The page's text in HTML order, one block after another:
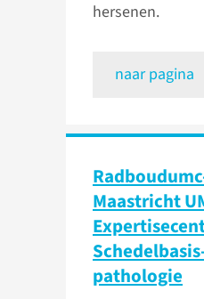
hersenen.
naar pagina
Maastricht
pathologie